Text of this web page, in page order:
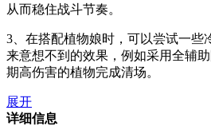
从而稳住战斗节奏。
3、在搭配植物娘时，可以尝试一些
来意想不到的效果，例如采用全辅
期高伤害的植物完成清场。
展开
详细信息